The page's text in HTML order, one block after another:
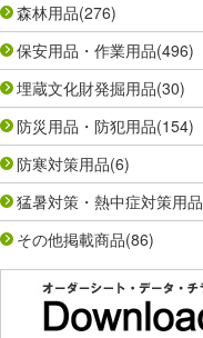
森林用品(276)
保安用品・作業用品(496)
埋蔵文化財発掘用品(30)
防災用品・防犯用品(154)
防寒対策用品(6)
猛暑対策・熱中症対策用品
その他掲載商品(86)